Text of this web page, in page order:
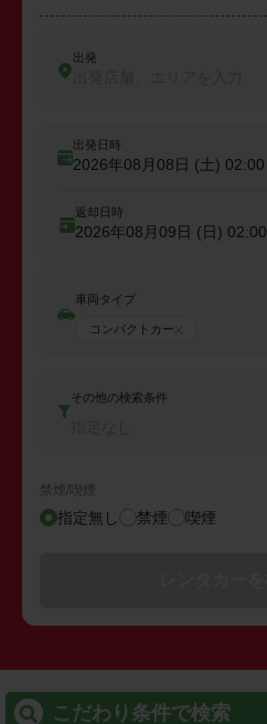
出発
出発日時
2026年08月08日 (土) 02:00
返却日時
2026年08月09日 (日) 02:00
車両タイプ
コンパクトカー
その他の検索条件
禁煙/喫煙
指定無し 禁煙 喫煙
こだわり条件で検索